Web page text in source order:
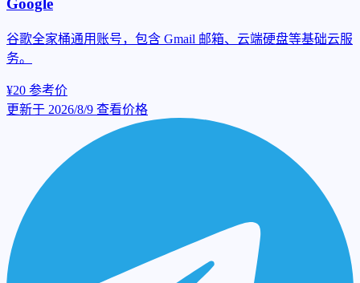
Google
谷歌全家桶通用账号，包含 Gmail 邮箱、云端硬盘等基础云服
务。
¥20 参考价
更新于 2026/8/9 查看价格